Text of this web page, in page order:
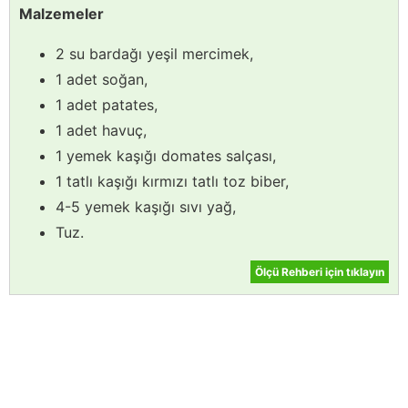
Malzemeler
2 su bardağı yeşil mercimek,
1 adet soğan,
1 adet patates,
1 adet havuç,
1 yemek kaşığı domates salçası,
1 tatlı kaşığı kırmızı tatlı toz biber,
4-5 yemek kaşığı sıvı yağ,
Tuz.
Ölçü Rehberi için tıklayın